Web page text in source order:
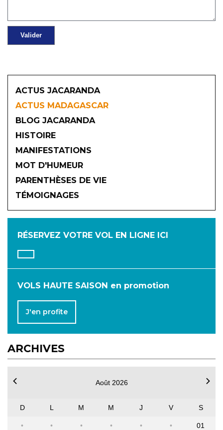
ACTUS JACARANDA
ACTUS MADAGASCAR
BLOG JACARANDA
HISTOIRE
MANIFESTATIONS
MOT D'HUMEUR
PARENTHÈSES DE VIE
TÉMOIGNAGES
RÉSERVEZ VOTRE VOL EN LIGNE ICI
VOLS HAUTE SAISON en promotion
J'en profite
ARCHIVES
JANVIER
AVRIL MAI JUIN
JUILLET AOÛT SEPTEMBRE
OCTOBRE
Août 2026
D L M M J V S
01